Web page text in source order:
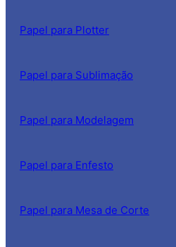
Papel para Plotter
Papel para Sublimação
Papel para Modelagem
Papel para Enfesto
Papel para Mesa de Corte